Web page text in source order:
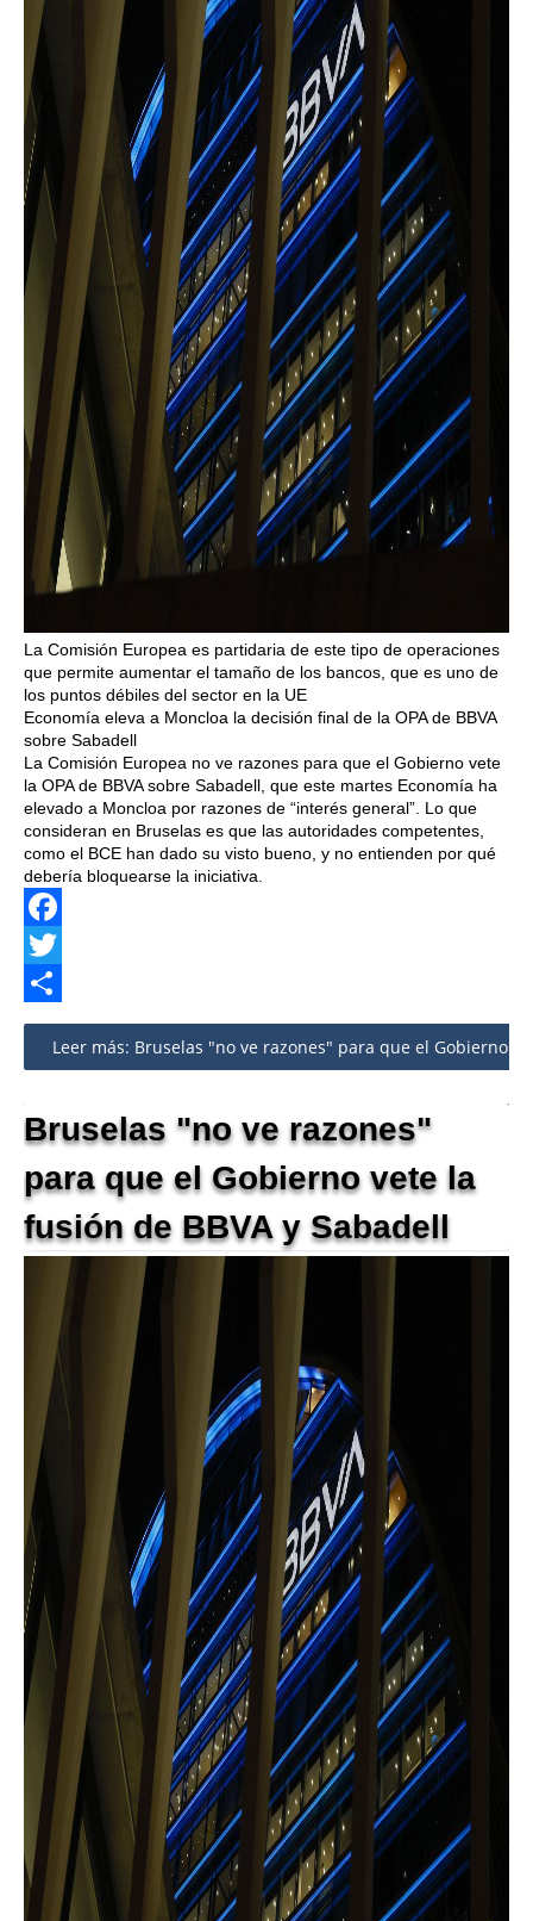
La Comisión Europea es partidaria de este tipo de operaciones
que permite aumentar el tamaño de los bancos, que es uno de
los puntos débiles del sector en la UE
Economía eleva a Moncloa la decisión final de la OPA de BBVA
sobre Sabadell
La Comisión Europea no ve razones para que el Gobierno vete
la OPA de BBVA sobre Sabadell, que este martes Economía ha
elevado a Moncloa por razones de “interés general”. Lo que
consideran en Bruselas es que las autoridades competentes,
como el BCE han dado su visto bueno, y no entienden por qué
debería bloquearse la iniciativa.
Facebook
Twitter
Share
Leer más: Bruselas "no ve razones" para que el Gobierno
Bruselas "no ve razones"
para que el Gobierno vete la
fusión de BBVA y Sabadell